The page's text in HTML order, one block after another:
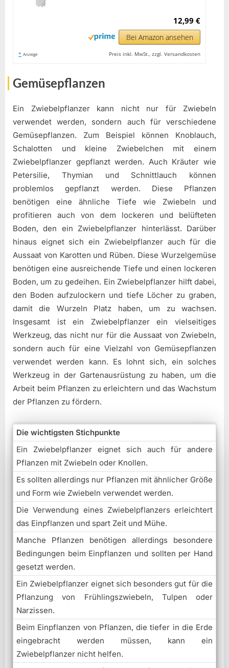
12,99 €
Bei Amazon ansehen
* Anzeige Preis inkl. MwSt., zzgl. Versandkosten
Gemüsepflanzen
Ein Zwiebelpflanzer kann nicht nur für Zwiebeln
verwendet werden, sondern auch für verschiedene
Gemüsepflanzen. Zum Beispiel können Knoblauch,
Schalotten und kleine Zwiebelchen mit einem
Zwiebelpflanzer gepflanzt werden. Auch Kräuter wie
Petersilie, Thymian und Schnittlauch können
problemlos gepflanzt werden. Diese Pflanzen
benötigen eine ähnliche Tiefe wie Zwiebeln und
profitieren auch von dem lockeren und belüfteten
Boden, den ein Zwiebelpflanzer hinterlässt. Darüber
hinaus eignet sich ein Zwiebelpflanzer auch für die
Aussaat von Karotten und Rüben. Diese Wurzelgemüse
benötigen eine ausreichende Tiefe und einen lockeren
Boden, um zu gedeihen. Ein Zwiebelpflanzer hilft dabei,
den Boden aufzulockern und tiefe Löcher zu graben,
damit die Wurzeln Platz haben, um zu wachsen.
Insgesamt ist ein Zwiebelpflanzer ein vielseitiges
Werkzeug, das nicht nur für die Aussaat von Zwiebeln,
sondern auch für eine Vielzahl von Gemüsepflanzen
verwendet werden kann. Es lohnt sich, ein solches
Werkzeug in der Gartenausrüstung zu haben, um die
Arbeit beim Pflanzen zu erleichtern und das Wachstum
der Pflanzen zu fördern.
Die wichtigsten Stichpunkte
Ein Zwiebelpflanzer eignet sich auch für andere
Pflanzen mit Zwiebeln oder Knollen.
Es sollten allerdings nur Pflanzen mit ähnlicher Größe
und Form wie Zwiebeln verwendet werden.
Die Verwendung eines Zwiebelpflanzers erleichtert
das Einpflanzen und spart Zeit und Mühe.
Manche Pflanzen benötigen allerdings besondere
Bedingungen beim Einpflanzen und sollten per Hand
gesetzt werden.
Ein Zwiebelpflanzer eignet sich besonders gut für die
Pflanzung von Frühlingszwiebeln, Tulpen oder
Narzissen.
Beim Einpflanzen von Pflanzen, die tiefer in die Erde
eingebracht werden müssen, kann ein
Zwiebelpflanzer nicht helfen.